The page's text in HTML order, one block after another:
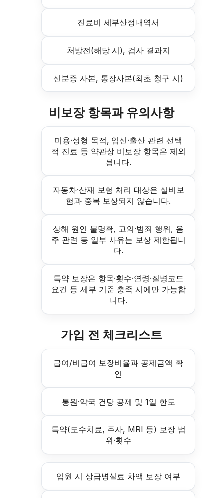
진료비 세부산정내역서
처방전(해당 시), 검사 결과지
신분증 사본, 통장사본(최초 청구 시)
비보장 항목과 유의사항
미용·성형 목적, 임신·출산 관련 선택
적 진료 등 약관상 비보장 항목은 제외
됩니다.
자동차·산재 보험 처리 대상은 실비보
험과 중복 보상되지 않습니다.
상해 원인 불명확, 고의·범죄 행위, 음
주 관련 등 일부 사유는 보상 제한됩니
다.
특약 보장은 항목·횟수·연령·질병코드
요건 등 세부 기준 충족 시에만 가능합
니다.
가입 전 체크리스트
급여/비급여 보장비율과 공제금액 확
인
통원·약국 건당 공제 및 1일 한도
특약(도수치료, 주사, MRI 등) 보장 범
위·횟수
입원 시 상급병실료 차액 보장 여부